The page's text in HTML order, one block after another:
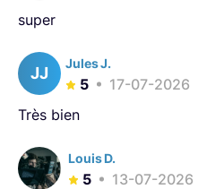
super
JJ
Jules J.
5
17-07-2026
Très bien
Louis D.
5
13-07-2026